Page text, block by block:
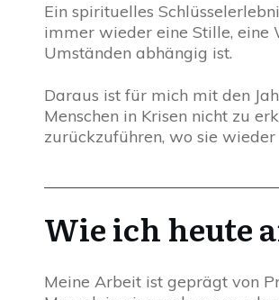
Ein spirituelles
immer wieder eine Stille, eine
Umständen abhängig ist.
Daraus ist für mich mit den
Menschen in Krisen nicht zu
zurückzuführen, wo sie
Wie ich heute
Meine Arbeit ist geprägt von